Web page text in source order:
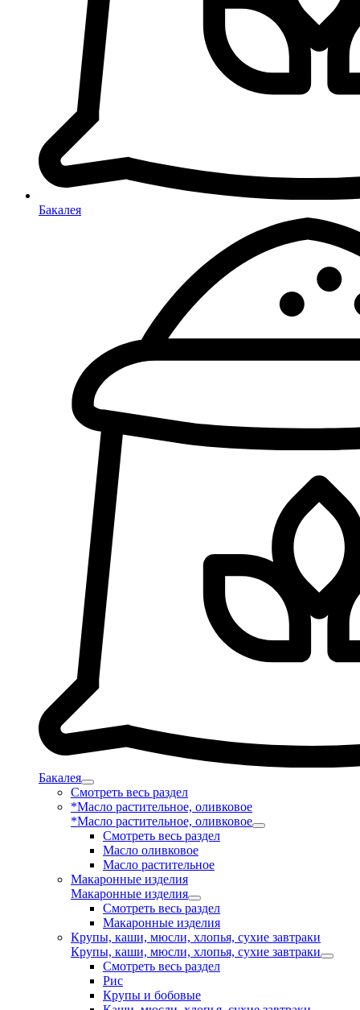
Бакалея
Бакалея
Смотреть весь раздел
*Масло растительное, оливковое
*Масло растительное, оливковое
Смотреть весь раздел
Масло оливковое
Масло растительное
Макаронные изделия
Макаронные изделия
Смотреть весь раздел
Макаронные изделия
Крупы, каши, мюсли, хлопья, сухие завтраки
Крупы, каши, мюсли, хлопья, сухие завтраки
Смотреть весь раздел
Рис
Крупы и бобовые